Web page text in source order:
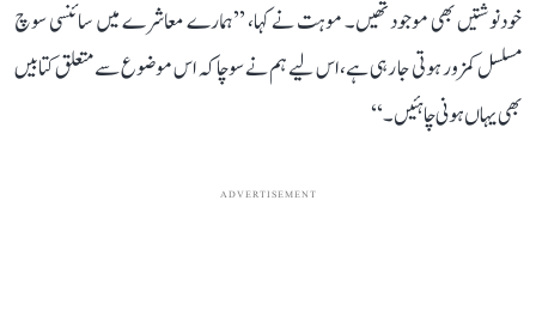
خودنوشتیں بھی موجود تھیں۔ موہت نے کہا، ’’ہمارے معاشرے میں سائنسی سوچ
مسلسل کمزور ہوتی جا رہی ہے، اس لیے ہم نے سوچا کہ اس موضوع سے متعلق کتابیں
بھی یہاں ہونی چاہئیں۔‘‘
ADVERTISEMENT